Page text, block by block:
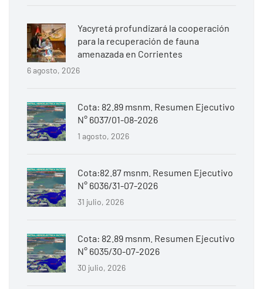
Yacyretá profundizará la cooperación
para la recuperación de fauna
amenazada en Corrientes
6 agosto, 2026
Cota: 82.89 msnm. Resumen Ejecutivo
N° 6037/01-08-2026
1 agosto, 2026
Cota:82.87 msnm. Resumen Ejecutivo
N° 6036/31-07-2026
31 julio, 2026
Cota: 82.89 msnm. Resumen Ejecutivo
N° 6035/30-07-2026
30 julio, 2026